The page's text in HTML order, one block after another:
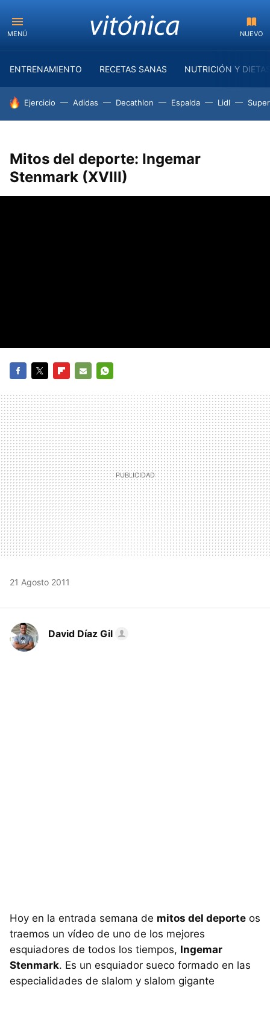
MENÚ NUEVO
ENTRENAMIENTO RECETAS SANAS NUTRICIÓN Y
HOY SE HABLA DE
Ejercicio Adidas Decathlon Espalda Lidl
Mitos del deporte: Ingemar
Stenmark (XVIII)
MAIL
21 Agosto 2011
David Díaz Gil
Hoy en la entrada semana de mitos del deporte os
traemos un vídeo de uno de los mejores
esquiadores de todos los tiempos, Ingemar
Stenmark. Es un esquiador sueco formado en las
especialidades de slalom y slalom gigante